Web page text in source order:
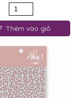
Thêm vào giỏ